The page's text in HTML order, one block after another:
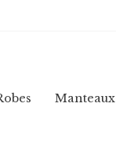
Manteaux